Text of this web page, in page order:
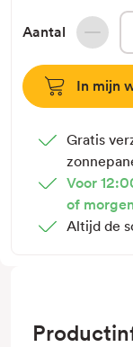
Aantal
verlagen
van
screw
ZWART
Gratis
Voor
of
Altijd de